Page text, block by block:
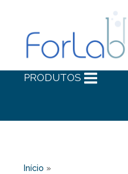
PRODUTOS
Início »